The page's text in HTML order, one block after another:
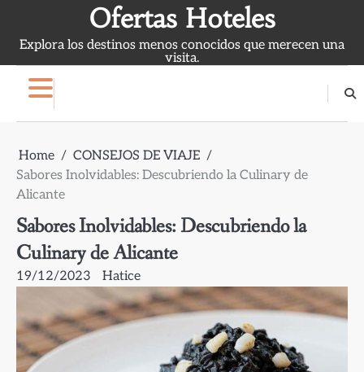
content
Ofertas Hoteles
Explora los destinos menos conocidos que merecen una
visita.
Home
CONSEJOS DE VIAJE
Sabores Inolvidables: Descubriendo la Culinary de
Alicante
Sabores Inolvidables: Descubriendo la
Culinary de Alicante
19/12/2023 Hatice